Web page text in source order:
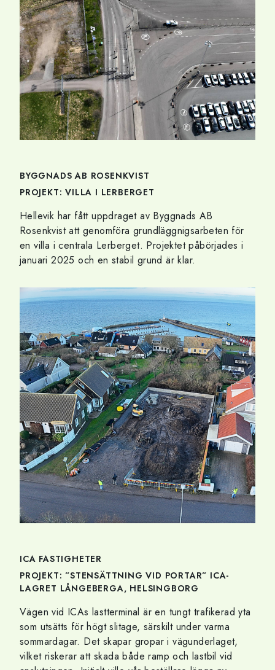
BYGGNADS AB ROSENKVIST
PROJEKT: VILLA I LERBERGET
Hellevik har fått uppdraget av Byggnads AB
Rosenkvist att genomföra grundläggnigsarbeten för
en villa i centrala Lerberget. Projektet påbörjades i
januari 2025 och en stabil grund är klar.
ICA FASTIGHETER
PROJEKT: ”STENSÄTTNING VID PORTAR” ICA-
LAGRET LÅNGEBERGA, HELSINGBORG
Vägen vid ICAs lastterminal är en tungt trafikerad yta
som utsätts för högt slitage, särskilt under varma
sommardagar. Det skapar gropar i vägunderlaget,
vilket riskerar att skada både ramp och lastbil vid